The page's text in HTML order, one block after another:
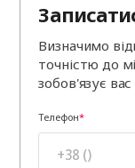
Визначимо
точністю до
зобов'язує
Телефон